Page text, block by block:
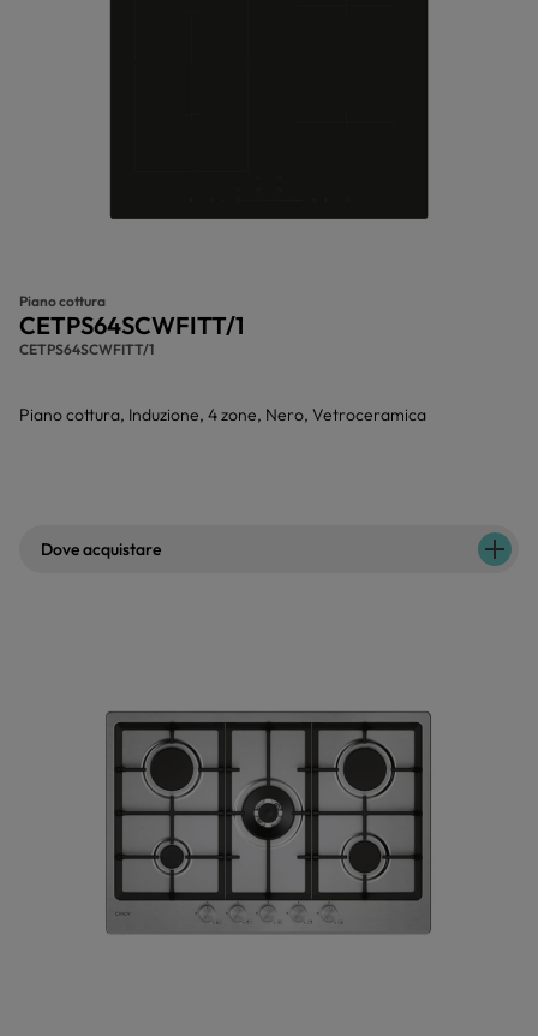
Piano cottura
CETPS64SCWFITT/1
CETPS64SCWFITT/1
Piano cottura, Induzione, 4 zone, Nero, Vetroceramica
Dove acquistare